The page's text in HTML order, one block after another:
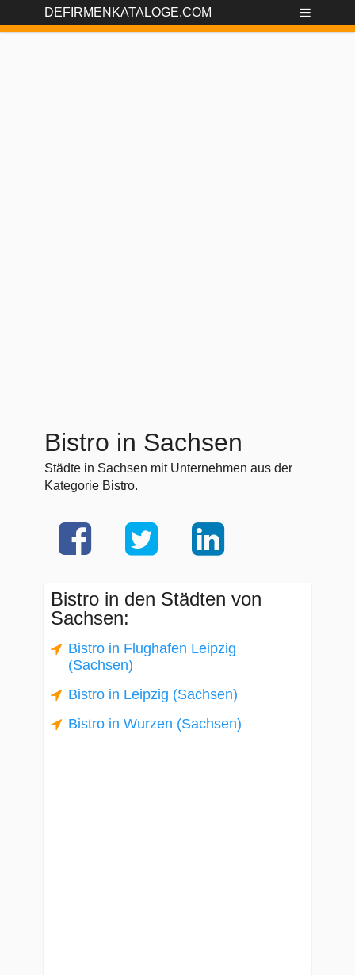
DEFIRMENKATALOGE.COM
Bistro in Sachsen
Städte in Sachsen mit Unternehmen aus der
Kategorie Bistro.
Bistro in den Städten von
Sachsen:
Bistro in Flughafen Leipzig
(Sachsen)
Bistro in Leipzig (Sachsen)
Bistro in Wurzen (Sachsen)